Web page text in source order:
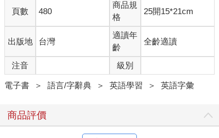
頁數 480
商品規
格
25開15*21cm
出版地 台灣
適讀年
齡
全齡適讀
注音 級別
電子書 ＞ 語言/字辭典 ＞ 英語學習 ＞ 英語字彙
商品評價